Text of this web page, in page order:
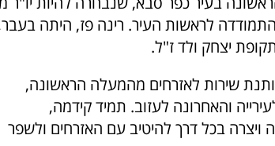
יצחק ולד ז"ל.
שירות לאזרחים מהמעלה הראשונה,
והאחרונה לעזוב. תמיד קידמה,
ויצרה בכל דרך להיטיב עם האזרחים ולשפר